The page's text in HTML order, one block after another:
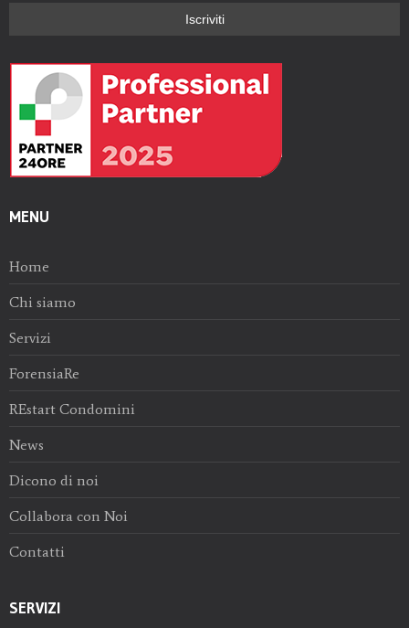
MENU
Home
Chi siamo
Servizi
ForensiaRe
REstart Condomini
News
Dicono di noi
Collabora con Noi
Contatti
SERVIZI